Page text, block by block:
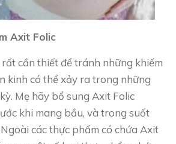
Axit Folic
cần thiết để tránh những khiếm
kinh có thể xảy ra trong những
Mẹ hãy bổ sung Axit Folic
khi mang bầu, và trong suốt
các thực phẩm có chứa Axit